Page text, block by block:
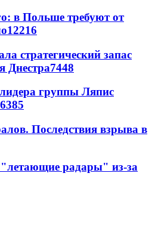
в Польше требуют от
12216
стратегический запас
Днестра7448
группы Ляпис
6385
Последствия взрыва в
радары" из-за